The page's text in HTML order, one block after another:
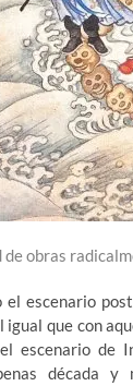
de obras
escenario
igual que con
escenario de
década y